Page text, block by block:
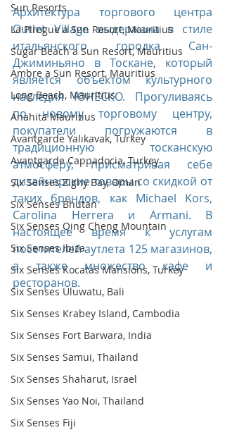
Sun Resorts
La Pirogue a Sun Resort, Mauritius
Sugar Beach a Sun Resort, Mauritius
Ambre a Sun Resort, Mauritius
Long Beach, Mauritius
Anahita Mauritius
Avantgarde Yalıkavak, Turkey
Avantgarde Cappadocia, Turkey
Six Senses Zighy Bay, Oman
Six Senses Bhutan
Six Senses Qing Cheng Mountain
Six Senses Ibiza
Six Senses Kocatas Mansions, Turkey
Six Senses Uluwatu, Bali
Six Senses Krabey Island, Cambodia
Six Senses Fort Barwara, India
Six Senses Samui, Thailand
Six Senses Shaharut, Israel
Six Senses Yao Noi, Thailand
Six Senses Fiji
Архитектура торгового центра
Outlet Village выдержана в стиле
итальянского городка Сан-
Джиминьяно в Тоскане, который
является объектом культурного
наследия ЮНЕСКО. Прогуливаясь
по новому торговому центру,
покупатели погружаются в
традиционную тосканскую
атмосферу, присматривая себе
дизайнерские товары со скидкой от
таких брендов, как Michael Kors,
Carolina Herrera и Armani. В
настоящее время к услугам
посетителей аутлета 125 магазинов,
а также множество кафе и
ресторанов.